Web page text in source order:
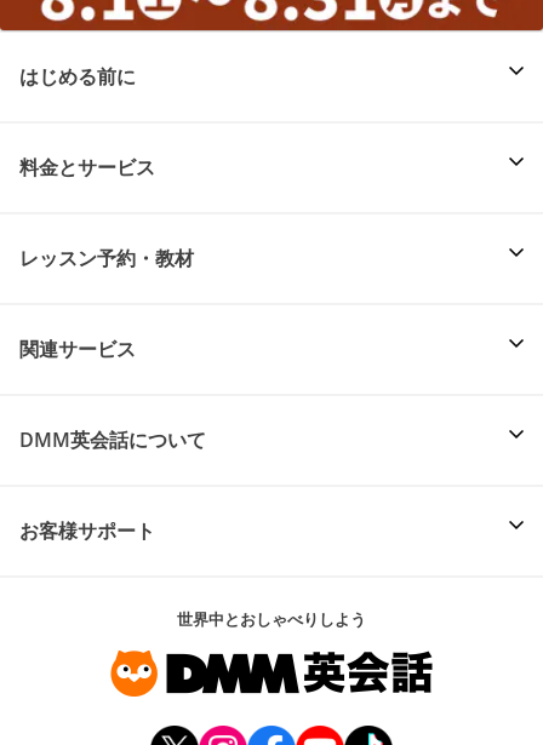
はじめる前に
料金とサービス
レッスン予約・教材
関連サービス
DMM英会話について
お客様サポート
世界中とおしゃべりしよう